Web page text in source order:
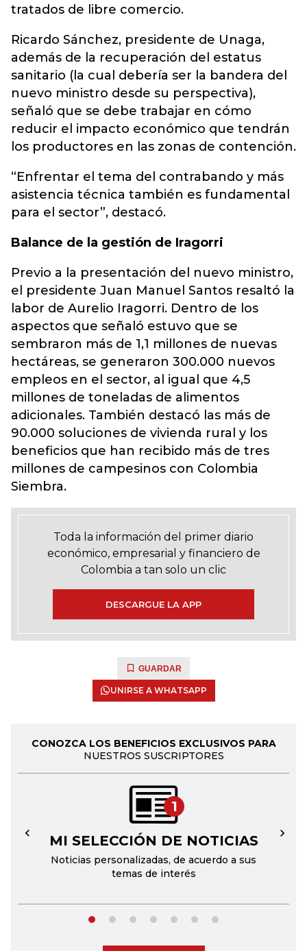
tratados de libre comercio.
Ricardo Sánchez, presidente de Unaga,
además de la recuperación del estatus
sanitario (la cual debería ser la bandera del
nuevo ministro desde su perspectiva),
señaló que se debe trabajar en cómo
reducir el impacto económico que tendrán
los productores en las zonas de contención.
“Enfrentar el tema del contrabando y más
asistencia técnica también es fundamental
para el sector”, destacó.
Balance de la gestión de Iragorri
Previo a la presentación del nuevo ministro,
el presidente Juan Manuel Santos resaltó la
labor de Aurelio Iragorri. Dentro de los
aspectos que señaló estuvo que se
sembraron más de 1,1 millones de nuevas
hectáreas, se generaron 300.000 nuevos
empleos en el sector, al igual que 4,5
millones de toneladas de alimentos
adicionales. También destacó las más de
90.000 soluciones de vivienda rural y los
beneficios que han recibido más de tres
millones de campesinos con Colombia
Siembra.
Toda la información del primer diario
económico, empresarial y financiero de
Colombia a tan solo un clic
DESCARGUE LA APP
GUARDAR
UNIRSE A WHATSAPP
CONOZCA LOS BENEFICIOS EXCLUSIVOS PARA
NUESTROS SUSCRIPTORES
1
MI SELECCIÓN DE NOTICIAS
Noticias personalizadas, de acuerdo a sus
temas de interés
← →